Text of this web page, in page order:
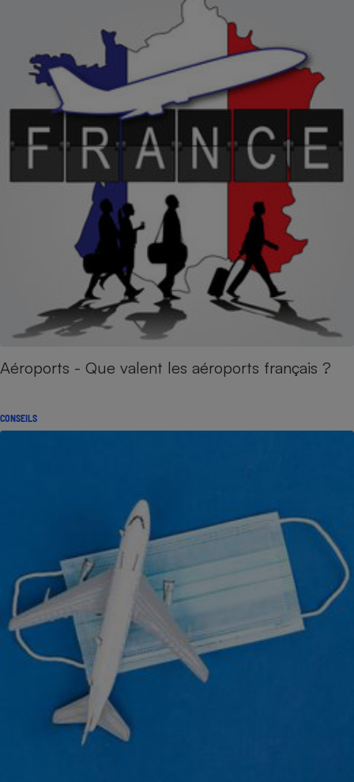
Aéroports - Que valent les aéroports français ?
CONSEILS